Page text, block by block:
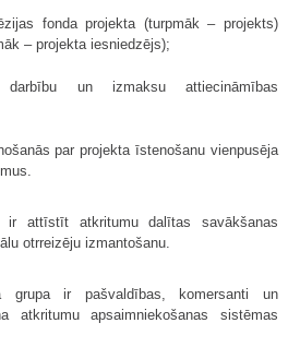
fonda projekta (turpmāk – projekts)
– projekta iesniedzējs);
un izmaksu attiecināmības
par projekta īstenošanu vienpusēja
ir attīstīt atkritumu dalītas savākšanas
otrreizēju izmantošanu.
grupa ir pašvaldības, komersanti un
atkritumu apsaimniekošanas sistēmas